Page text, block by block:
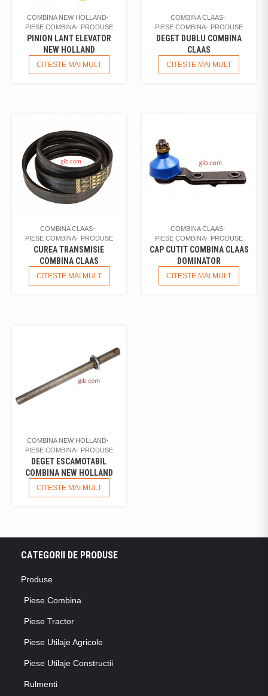
COMBINA NEW HOLLAND
PIESE COMBINA
PRODUSE
PINION LANT ELEVATOR
NEW HOLLAND
CITESTE MAI MULT
COMBINA CLAAS
PIESE COMBINA
PRODUSE
DEGET DUBLU COMBINA
CLAAS
CITESTE MAI MULT
COMBINA CLAAS
PIESE COMBINA
PRODUSE
CUREA TRANSMISIE
COMBINA CLAAS
CITESTE MAI MULT
COMBINA CLAAS
PIESE COMBINA
PRODUSE
CAP CUTIT COMBINA CLAAS
DOMINATOR
CITESTE MAI MULT
COMBINA NEW HOLLAND
PIESE COMBINA
PRODUSE
DEGET ESCAMOTABIL
COMBINA NEW HOLLAND
CITESTE MAI MULT
CATEGORII DE PRODUSE
Produse
Piese Combina
Piese Tractor
Piese Utilaje Agricole
Piese Utilaje Constructii
Rulmenti